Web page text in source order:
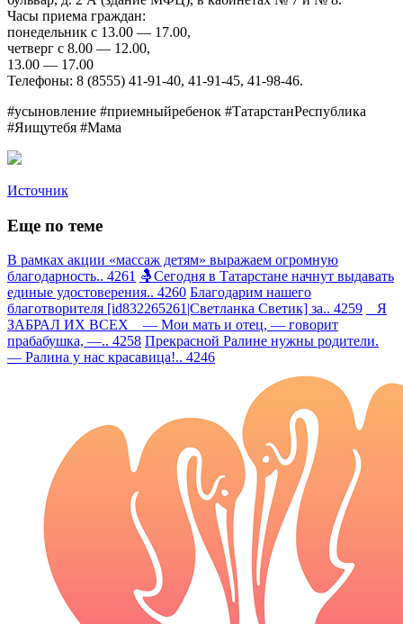
Часы приема граждан:
понедельник с 13.00 — 17.00,
четверг с 8.00 — 12.00,
13.00 — 17.00
Телефоны: 8 (8555) 41-91-40, 41-91-45, 41-98-46.
#усыновление #приемныйребенок #ТатарстанРеспублика
#Яищутебя #Мама
Источник
Еще по теме
В рамках акции «массаж детям» выражаем огромную
благодарность.. 4261 🤱Сегодня в Татарстане начнут выдавать
единые удостоверения.. 4260 Благодарим нашего
благотворителя [id832265261|Светланка Светик] за.. 4259
Я
ЗАБРАЛ ИХ ВСЕХ — Мои мать и отец, — говорит
прабабушка, —.. 4258 Прекрасной Ралине нужны родители.
— Ралина у нас красавица!.. 4246